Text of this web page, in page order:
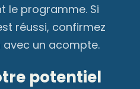
le programme. Si
réussi, confirmez
un acompte.
potentiel